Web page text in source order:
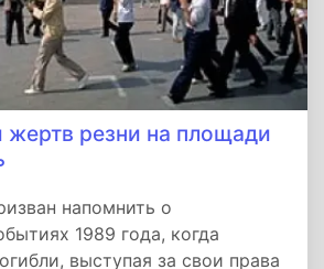
жертв резни на площади
напомнить о
1989 года, когда
выступая за свои права